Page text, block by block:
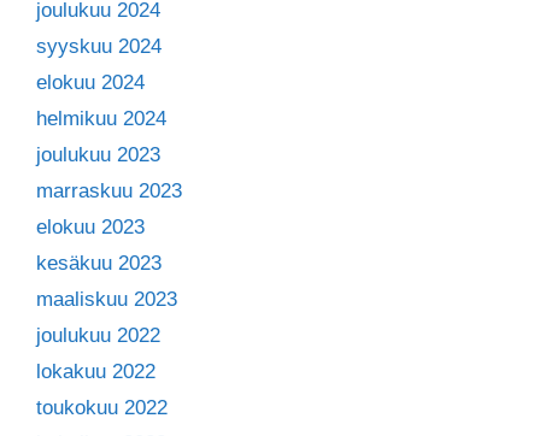
joulukuu 2024
syyskuu 2024
elokuu 2024
helmikuu 2024
joulukuu 2023
marraskuu 2023
elokuu 2023
kesäkuu 2023
maaliskuu 2023
joulukuu 2022
lokakuu 2022
toukokuu 2022